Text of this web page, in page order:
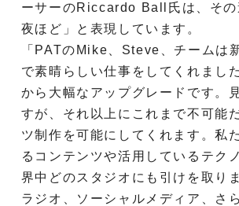
ーサーのRiccardo Ball氏は、その
夜ほど」と表現しています。
「PATのMike、Steve、チームは
で素晴らしい仕事をしてくれまし
から大幅なアップグレードです。
すが、それ以上にこれまで不可能
ツ制作を可能にしてくれます。私
るコンテンツや活用しているテク
界中どのスタジオにも引けを取り
ラジオ、ソーシャルメディア、さ